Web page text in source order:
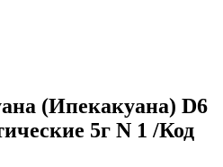
(Ипекакуана) D6
5г N 1 /Код